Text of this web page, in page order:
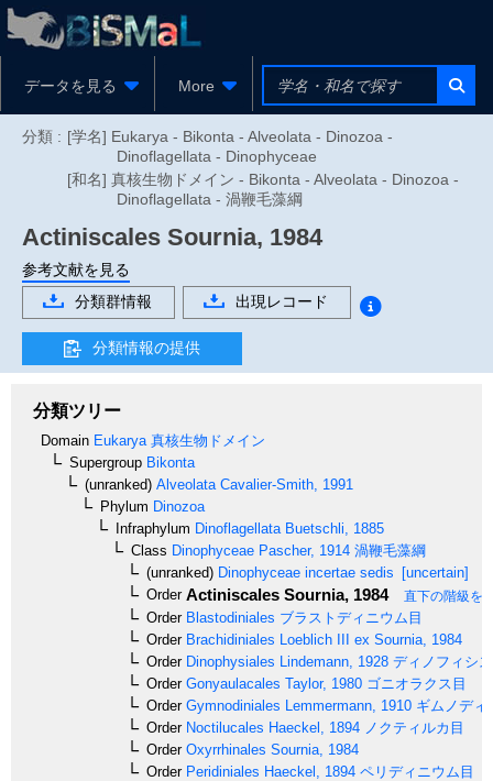
データを見る More
分類 : [学名] Eukarya - Bikonta - Alveolata - Dinozoa -
Dinoflagellata - Dinophyceae
[和名] 真核生物ドメイン - Bikonta - Alveolata - Dinozoa -
Dinoflagellata - 渦鞭毛藻綱
Actiniscales Sournia, 1984
参考文献を見る
分類群情報
出現レコード
分類情報の提供
分類ツリー
Domain Eukarya 真核生物ドメイン
Supergroup Bikonta
(unranked) Alveolata Cavalier-Smith, 1991
Phylum Dinozoa
Infraphylum Dinoflagellata Buetschli, 1885
Class Dinophyceae Pascher, 1914 渦鞭毛藻綱
(unranked) Dinophyceae incertae sedis [uncertain]
OrderActiniscales Sournia, 1984 直下の階級を
OrderBlastodiniales ブラストディニウム目
OrderBrachidiniales Loeblich III ex Sournia, 1984
OrderDinophysiales Lindemann, 1928 ディノフィシ
OrderGonyaulacales Taylor, 1980 ゴニオラクス目
OrderGymnodiniales Lemmermann, 1910 ギムノディ
OrderNoctilucales Haeckel, 1894 ノクティルカ目
OrderOxyrrhinales Sournia, 1984
OrderPeridiniales Haeckel, 1894 ペリディニウム目